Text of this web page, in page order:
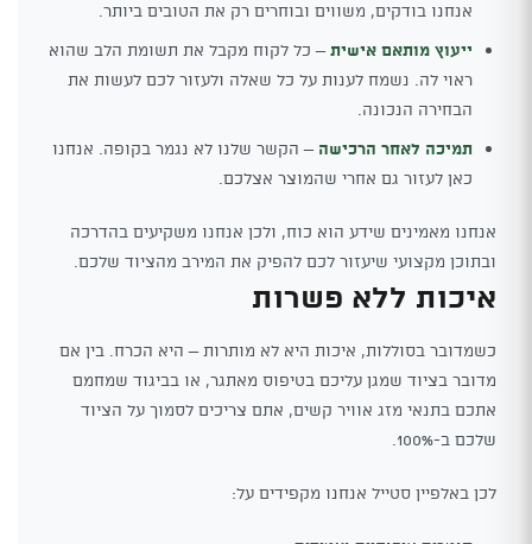
אנחנו בודקים, משווים ובוחרים רק את הטובים ביותר.
ייעוץ מותאם אישית– כל לקוח מקבל את תשומת הלב שהוא
ראוי לה. נשמח לענות על כל שאלה ולעזור לכם לעשות את
הבחירה הנכונה.
תמיכה לאחר הרכישה – הקשר שלנו לא נגמר בקופה. אנחנו
כאן לעזור גם אחרי שהמוצר אצלכם.
אנחנו מאמינים שידע הוא כוח, ולכן אנחנו משקיעים בהדרכה
ובתוכן מקצועי שיעזור לכם להפיק את המירב מהציוד שלכם.
איכות ללא פשרות
כשמדובר בסוללות, איכות היא לא מותרות – היא הכרח. בין אם
מדובר בציוד שמגן עליכם בטיפוס מאתגר, או בביגוד שמחמם
אתכם בתנאי מזג אוויר קשים, אתם צריכים לסמוך על הציוד
שלכם ב-100%.
לכן באלפיין סטייל אנחנו מקפידים על: